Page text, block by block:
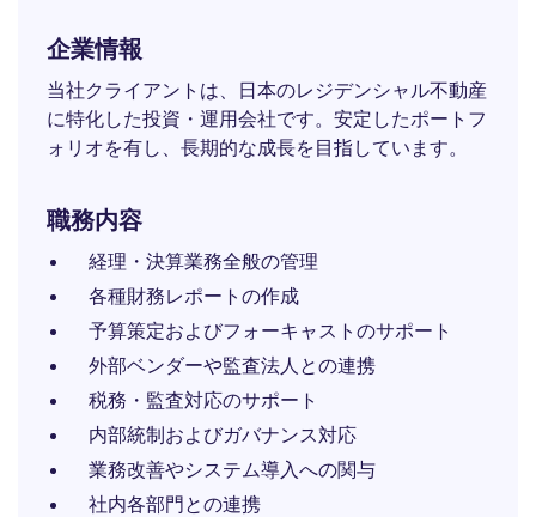
企業情報
当社クライアントは、日本のレジデンシャル不動産
に特化した投資・運用会社です。安定したポートフ
ォリオを有し、長期的な成長を目指しています。
職務内容
経理・決算業務全般の管理
各種財務レポートの作成
予算策定およびフォーキャストのサポート
外部ベンダーや監査法人との連携
税務・監査対応のサポート
内部統制およびガバナンス対応
業務改善やシステム導入への関与
社内各部門との連携